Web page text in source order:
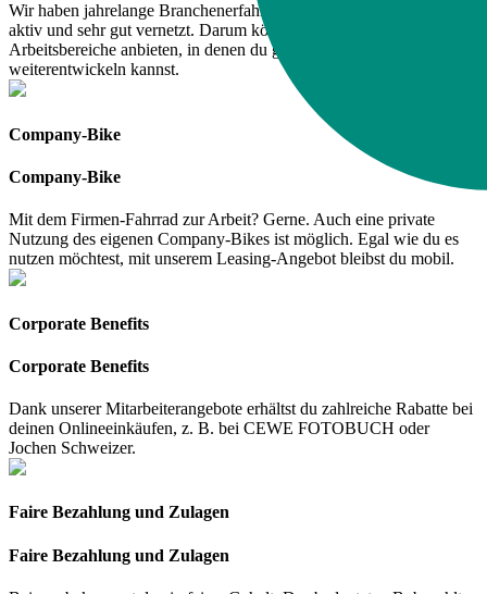
Wir haben jahrelange Branchenerfahrung, sind deutschlandweit
aktiv und sehr gut vernetzt. Darum können wir dir viele interessante
Arbeitsbereiche anbieten, in denen du gefördert wirst und dich
weiterentwickeln kannst.
Company-Bike
Company-Bike
Mit dem Firmen-Fahrrad zur Arbeit? Gerne. Auch eine private
Nutzung des eigenen Company-Bikes ist möglich. Egal wie du es
nutzen möchtest, mit unserem Leasing-Angebot bleibst du mobil.
Corporate Benefits
Corporate Benefits
Dank unserer Mitarbeiterangebote erhältst du zahlreiche Rabatte bei
deinen Onlineeinkäufen, z. B. bei CEWE FOTOBUCH oder
Jochen Schweizer.
Faire Bezahlung und Zulagen
Faire Bezahlung und Zulagen